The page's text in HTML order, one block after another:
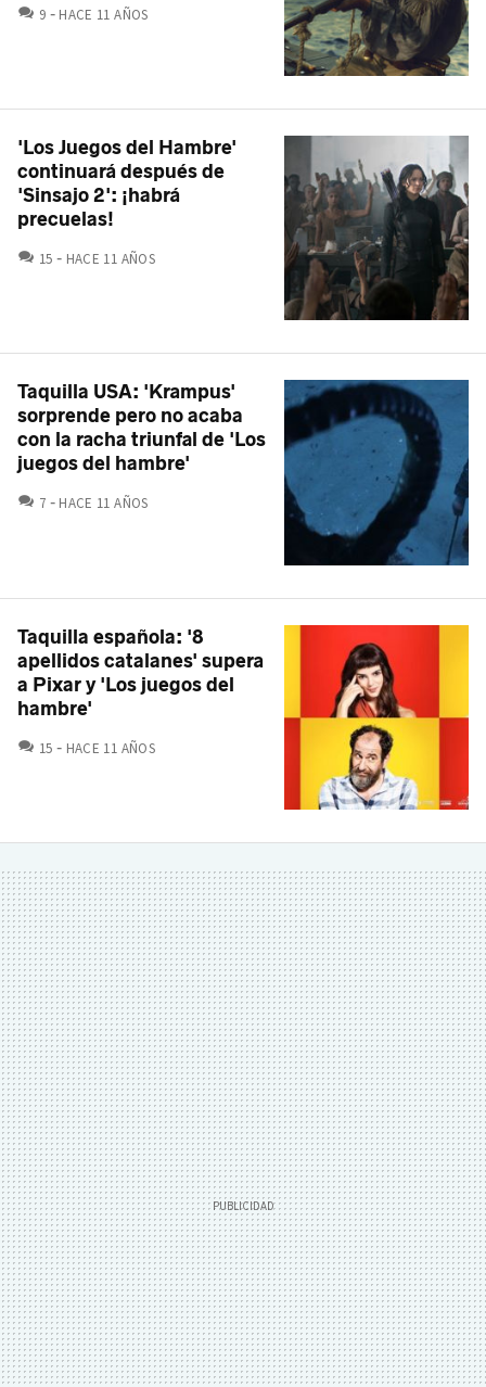
9 COMENTARIOS
HACE 11 AÑOS
'Los Juegos del Hambre'
continuará después de
'Sinsajo 2': ¡habrá
precuelas!
15 COMENTARIOS
HACE 11 AÑOS
Taquilla USA: 'Krampus'
sorprende pero no acaba
con la racha triunfal de 'Los
juegos del hambre'
7 COMENTARIOS
HACE 11 AÑOS
Taquilla española: '8
apellidos catalanes' supera
a Pixar y 'Los juegos del
hambre'
15 COMENTARIOS
HACE 11 AÑOS